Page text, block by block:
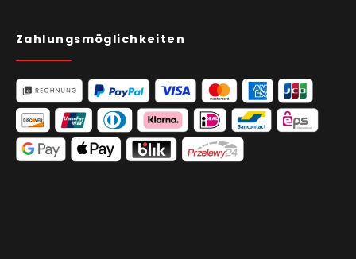
Zahlungsmöglichkeiten